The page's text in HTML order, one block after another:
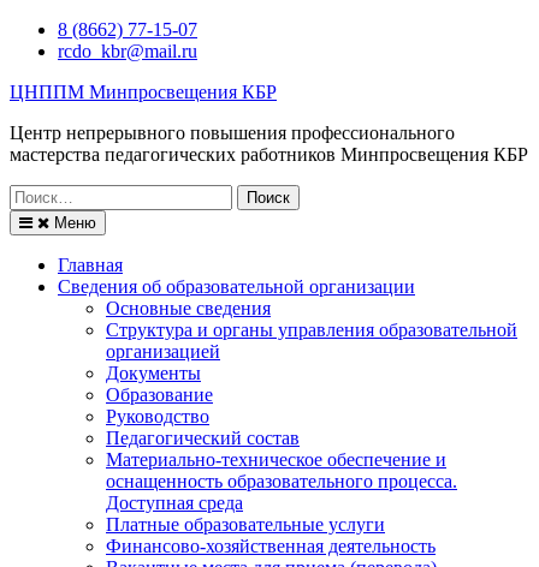
Перейти8 (8662) 77-15-07
rcdo_kbr@mail.ru
ЦНППМ Минпросвещения КБР
Центр непрерывного повышения профессионального
мастерства педагогических работников Минпросвещения КБР
Искать:
Меню
Главная
Сведения об образовательной организации
Основные сведения
Структура и органы управления образовательной
организацией
Документы
Образование
Руководство
Педагогический состав
Материально-техническое обеспечение и
оснащенность образовательного процесса.
Доступная среда
Платные образовательные услуги
Финансово-хозяйственная деятельность